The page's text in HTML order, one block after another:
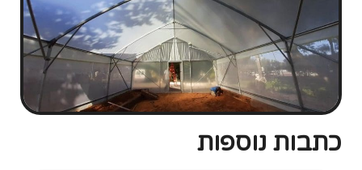
גיזום
מתי לגזום ואיך? מה אפשר לעשות לבד ומתי צריך איש מקצוע?
האם כואב לצמח כשגוזמים אותו? ואילו כלים יעזרו לי להגיע
לתוצאות הטובות ביותר? על